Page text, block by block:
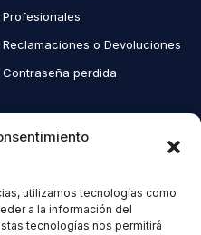
utilizamos tecnologías como
a la información del
tecnologías nos permitirá
Profesionales
Reclamaciones o Devoluciones
Contraseña perdida
los derechos reservados.